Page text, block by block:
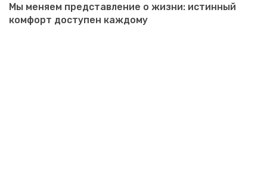
Мы меняем представление о жизни: истинный
комфорт доступен каждому